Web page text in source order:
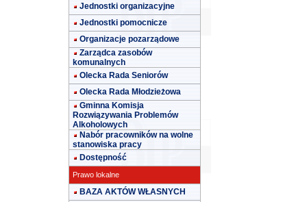
Jednostki organizacyjne
Jednostki pomocnicze
Organizacje pozarządowe
Zarządca zasobów
komunalnych
Olecka Rada Seniorów
Olecka Rada Młodzieżowa
Gminna Komisja
Rozwiązywania Problemów
Alkoholowych
Nabór pracowników na wolne
stanowiska pracy
Dostępność
Prawo lokalne
BAZA AKTÓW WŁASNYCH